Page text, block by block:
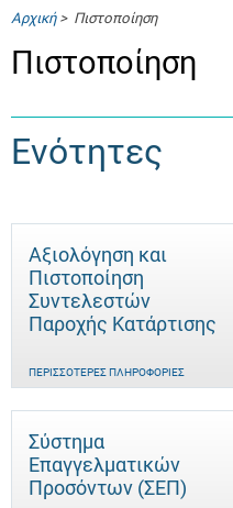
Αρχική> Πιστοποίηση
Πιστοποίηση
Ενότητες
Αξιολόγηση και
Πιστοποίηση
Συντελεστών
Παροχής Κατάρτισης
ΠΕΡΙΣΣΌΤΕΡΕΣ ΠΛΗΡΟΦΟΡΊΕΣ
Σύστημα
Επαγγελματικών
Προσόντων (ΣΕΠ)